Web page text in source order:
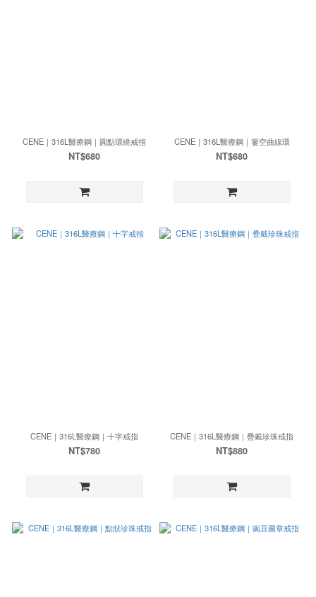
CENE｜316L醫療鋼｜圓點環繞戒指
NT$680
CENE｜316L醫療鋼｜簍空曲線環
NT$680
CENE｜316L醫療鋼｜十字戒指
NT$780
CENE｜316L醫療鋼｜疊戴珍珠戒指
NT$880